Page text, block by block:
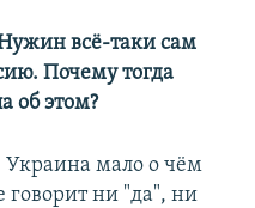
всё-таки сам
Почему тогда
об этом?
мало о чём
говорит ни "да", ни